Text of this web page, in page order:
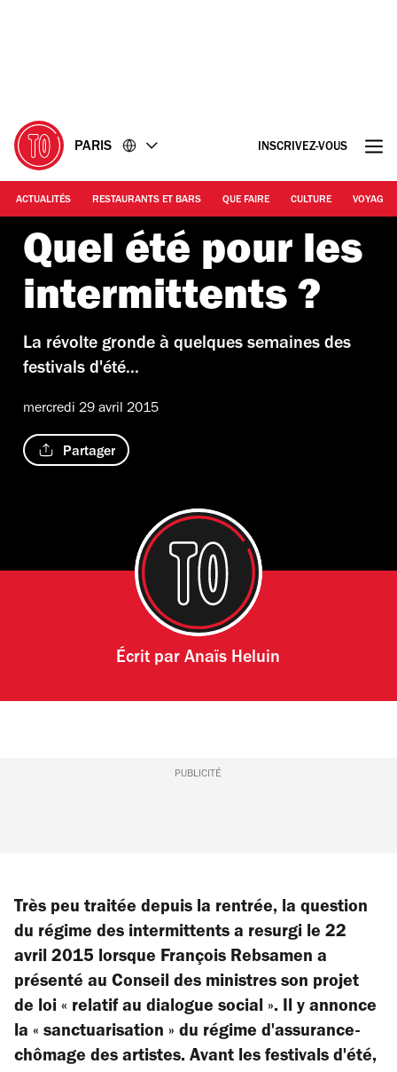
PARIS INSCRIVEZ-VOUS
ACTUALITÉS RESTAURANTS ET BARS QUE FAIRE CULTURE VOYAGE
Quel été pour les
intermittents ?
La révolte gronde à quelques semaines des
festivals d'été...
mercredi 29 avril 2015
Partager
Écrit parAnaïs Heluin
PUBLICITÉ
Très peu traitée depuis la rentrée, la question
du régime des intermittents a resurgi le 22
avril 2015 lorsque François Rebsamen a
présenté au Conseil des ministres son projet
de loi « relatif au dialogue social ». Il y annonce
la « sanctuarisation » du régime d'assurance-
chômage des artistes. Avant les festivals d'été,